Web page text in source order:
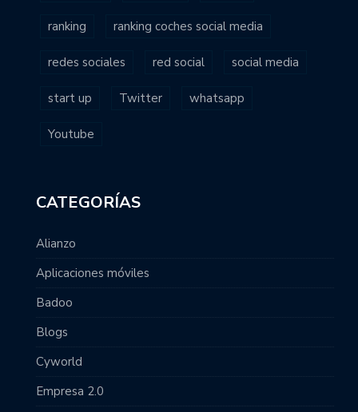
ranking ranking coches social media
redes sociales red social social media
start up Twitter whatsapp
Youtube
CATEGORÍAS
Alianzo
Aplicaciones móviles
Badoo
Blogs
Cyworld
Empresa 2.0